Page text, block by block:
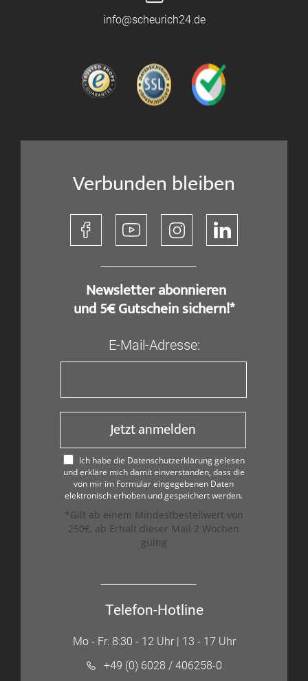
info@scheurich24.de
Verbunden bleiben
​ Newsletter abonnieren
und 5€ Gutschein sichern!*
E-Mail-Adresse:
Jetzt anmelden
Ich habe die Datenschutzerklärung gelesen
und erkläre mich damit einverstanden, dass die
von mir im Formular eingegebenen Daten
elektronisch erhoben und gespeichert werden.
*Gilt ab einem Mindestbestellwert von
250€, ab Erhalt dieser Mail 2 Wochen
gültig
Telefon-Hotline
Mo - Fr: 8:30 - 12 Uhr | 13 - 17 Uhr
+49 (0) 6028 / 406258-0